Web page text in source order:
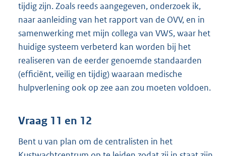
tijdig zijn. Zoals reeds aangegeven, onderzoek ik,
naar aanleiding van het rapport van de OVV, en in
samenwerking met mijn collega van VWS, waar het
huidige systeem verbeterd kan worden bij het
realiseren van de eerder genoemde standaarden
(efficiënt, veilig en tijdig) waaraan medische
hulpverlening ook op zee aan zou moeten voldoen.
Vraag 11 en 12
Bent u van plan om de centralisten in het